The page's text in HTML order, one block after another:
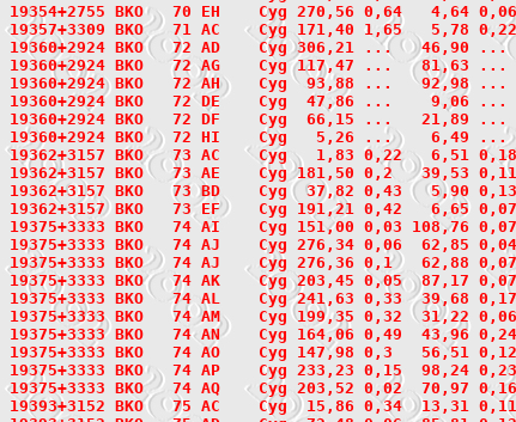
19354+2755 BKO   70 EH    Cyg 270,56 0,64   4,64
19357+3309 BKO   71 AC    Cyg 171,40 1,65   5,78
19360+2924 BKO   72 AD    Cyg 306,21 ...   46,90 ...
19360+2924 BKO   72 AG    Cyg 117,47 ...   81,63
19360+2924 BKO   72 AH    Cyg  93,88 ...   92,98
19360+2924 BKO   72 DE    Cyg  47,86 ...    9,06 ...
19360+2924 BKO   72 DF    Cyg  66,15 ...   21,89 ...
19360+2924 BKO   72 HI    Cyg   5,26 ...    6,49 ...
19362+3157 BKO   73 AC    Cyg   1,83 0,22   6,51
19362+3157 BKO   73 AE    Cyg 181,50 0,2   39,53
19362+3157 BKO   73 BD    Cyg  37,82 0,43   5,90
19362+3157 BKO   73 EF    Cyg 191,21 0,42   6,65
19375+3333 BKO   74 AI    Cyg 151,00 0,03 108,76
19375+3333 BKO   74 AJ    Cyg 276,34 0,06  62,85
19375+3333 BKO   74 AJ    Cyg 276,36 0,1   62,88
19375+3333 BKO   74 AK    Cyg 203,45 0,05  87,17
19375+3333 BKO   74 AL    Cyg 241,63 0,33  39,68
19375+3333 BKO   74 AM    Cyg 199,35 0,32  31,22
19375+3333 BKO   74 AN    Cyg 164,06 0,49  43,96
19375+3333 BKO   74 AO    Cyg 147,98 0,3   56,51
19375+3333 BKO   74 AP    Cyg 233,23 0,15  98,24
19375+3333 BKO   74 AQ    Cyg 203,52 0,02  70,97
19393+3152 BKO   75 AC    Cyg  15,86 0,34  13,31